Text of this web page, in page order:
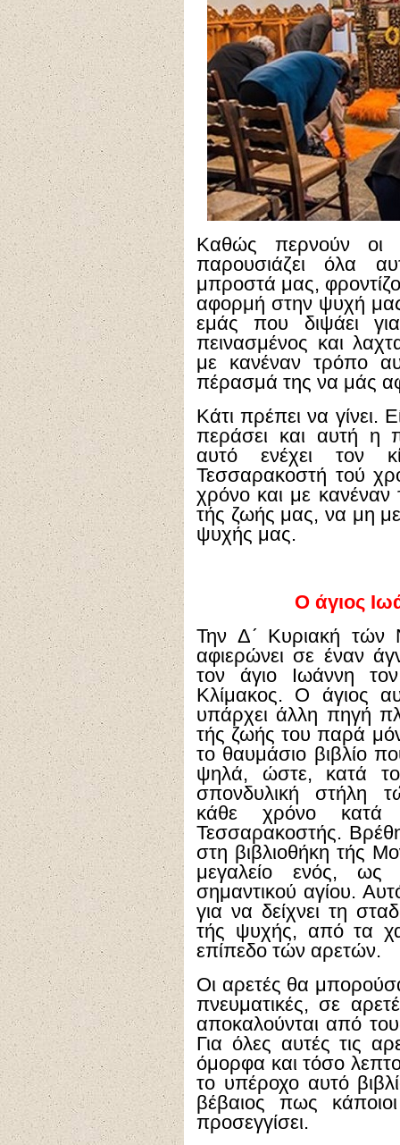
Καθώς περνούν οι
παρουσιάζει όλα
μπροστά μας,
αφορμή στην ψυχή μας
εμάς που διψάει
πεινασμένος και
με κανέναν τρόπο
πέρασμά της να μάς
Κάτι πρέπει να γίνει.
περάσει και αυτή η
αυτό ενέχει τον
Τεσσαρακοστή τού
χρόνο και με
τής ζωής μας, να μη
ψυχής μας.
Ο άγιος
Την Δ´ Κυριακή τών
αφιερώνει σε έναν
τον άγιο Ιωάννη
Κλίμακος. Ο άγιος
υπάρχει άλλη πηγή
τής ζωής του παρά
το θαυμάσιο βιβλίο
ψηλά, ώστε, κατά
σπονδυλική στήλη
κάθε χρόνο κατά
Τεσσαρακοστής.
στη βιβλιοθήκη τής
μεγαλείο ενός,
σημαντικού αγίου.
για να δείχνει τη
τής ψυχής, από τα
επίπεδο τών αρετών.
Οι αρετές θα
πνευματικές, σε
αποκαλούνται από
Για όλες αυτές τις
όμορφα και τόσο
το υπέροχο αυτό
βέβαιος πως
προσεγγίσει.